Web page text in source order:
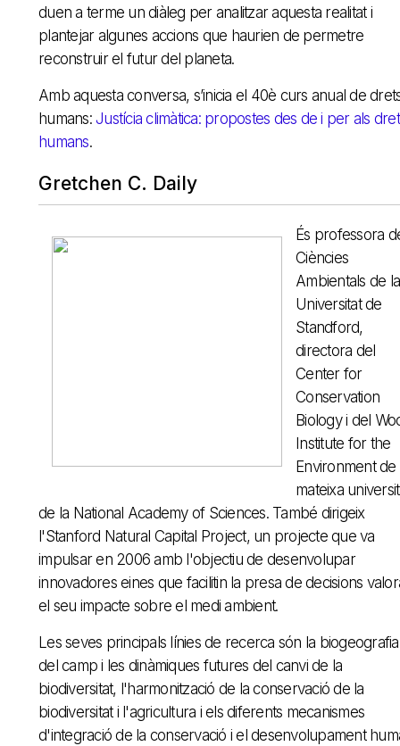
duen a terme un diàleg per analitzar aquesta realitat i
plantejar algunes accions que haurien de permetre
reconstruir el futur del planeta.
Amb aquesta conversa, s’inicia el 40è curs anual de
humans: Justícia climàtica: propostes des de i per als
humans.
Gretchen C. Daily
És professora
Ciències
Ambientals de la
Universitat de
Standford,
directora del
Center for
Conservation
Biology i del
Institute for the
Environment de
mateixa
de la National Academy of Sciences. També dirigeix
l'Stanford Natural Capital Project, un projecte que va
impulsar en 2006 amb l'objectiu de desenvolupar
innovadores eines que facilitin la presa de decisions
el seu impacte sobre el medi ambient.
Les seves principals línies de recerca són la biogeografia
del camp i les dinàmiques futures del canvi de la
biodiversitat, l'harmonització de la conservació de la
biodiversitat i l'agricultura i els diferents mecanismes
d'integració de la conservació i el desenvolupament